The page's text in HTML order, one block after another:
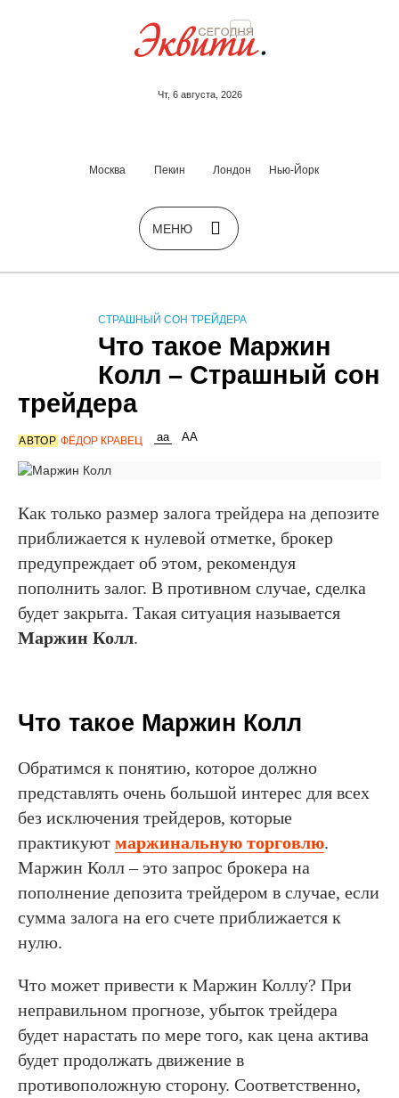
Чт, 6 августа, 2026
Москва Пекин Лондон Нью-Йорк
СТРАШНЫЙ СОН ТРЕЙДЕРА
Что такое Маржин
Колл – Страшный сон
трейдера
АВТОР ФЁДОР КРАВЕЦ
Как только размер залога трейдера на депозите
приближается к нулевой отметке, брокер
предупреждает об этом, рекомендуя
пополнить залог. В противном случае, сделка
будет закрыта. Такая ситуация называется
Маржин Колл.
Что такое Маржин Колл
Обратимся к понятию, которое должно
представлять очень большой интерес для всех
без исключения трейдеров, которые
практикуют маржинальную торговлю.
Маржин Колл – это запрос брокера на
пополнение депозита трейдером в случае, если
сумма залога на его счете приближается к
нулю.
Что может привести к Маржин Коллу? При
неправильном прогнозе, убыток трейдера
будет нарастать по мере того, как цена актива
будет продолжать движение в
противоположную сторону. Соответственно,